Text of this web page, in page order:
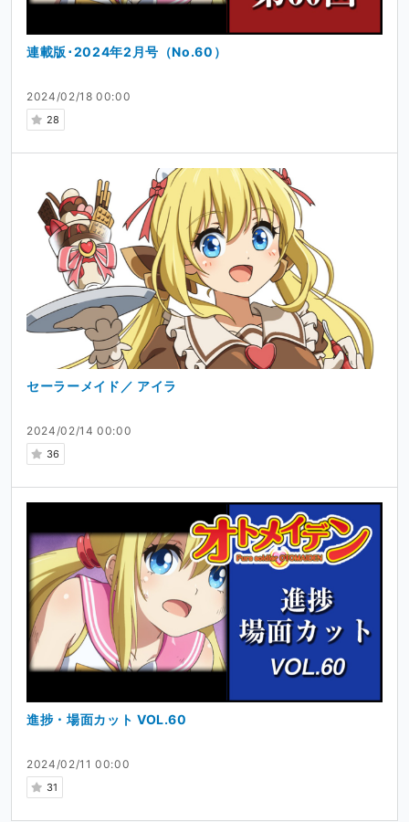
2024/02/18 00:00
28
連載版･2024年2月号（No.60）
2024/02/14 00:00
36
セーラーメイド／ アイラ
2024/02/11 00:00
31
進捗・場面カット VOL.60